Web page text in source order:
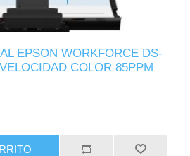
EPSON WORKFORCE DS-
COLOR 85PPM